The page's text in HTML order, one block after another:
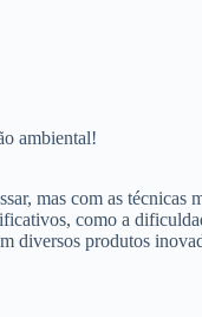
ambiental!
mas com as técnicas
como a
diversos produtos